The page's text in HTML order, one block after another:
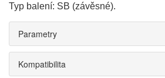
Typ balení: SB (závěsné).
Parametry
Kompatibilita